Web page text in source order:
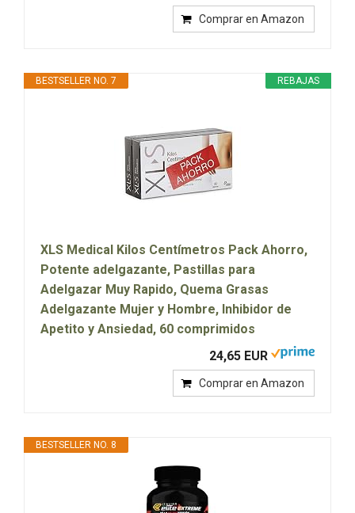
Comprar en Amazon
REBAJAS
BESTSELLER NO. 7
XLS Medical Kilos Centímetros Pack Ahorro,
Potente adelgazante, Pastillas para
Adelgazar Muy Rapido, Quema Grasas
Adelgazante Mujer y Hombre, Inhibidor de
Apetito y Ansiedad, 60 comprimidos
24,65 EUR
Comprar en Amazon
BESTSELLER NO. 8